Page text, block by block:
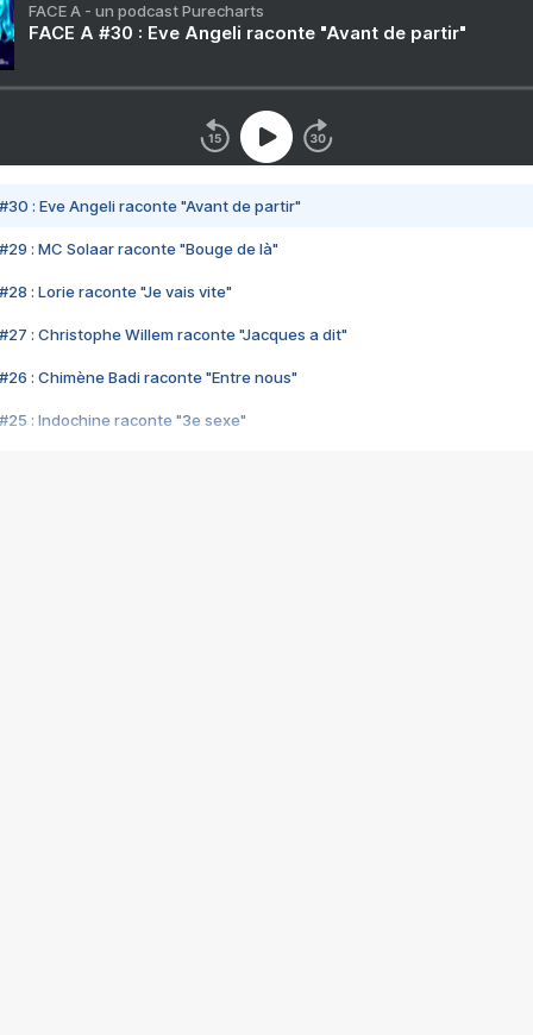
FACE A - un podcast Purecharts
FACE A #30 : Eve Angeli raconte "Avant de partir"
#30 : Eve Angeli raconte "Avant de partir"
#29 : MC Solaar raconte "Bouge de là"
#28 : Lorie raconte "Je vais vite"
#27 : Christophe Willem raconte "Jacques a dit"
#26 : Chimène Badi raconte "Entre nous"
#25 : Indochine raconte "3e sexe"